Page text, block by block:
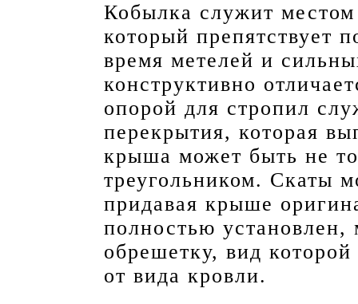
Кобылка служит
который препятствует
время метелей и
конструктивно
опорой для стропил
перекрытия, которая
крыша может быть не
треугольником. Скаты
придавая крыше
полностью установлен,
обрешетку, вид
от вида кровли.